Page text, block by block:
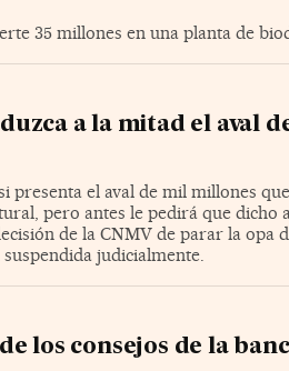
35 millones en una planta de
a la mitad el aval
presenta el aval de mil millones
pero antes le pedirá que dicho
de la CNMV de parar la opa
judicialmente.
los consejos de la